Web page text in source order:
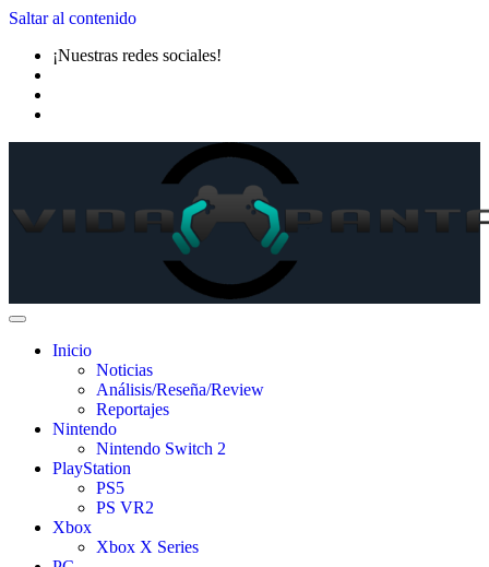
Saltar al contenido
¡Nuestras redes sociales!
Inicio
Noticias
Análisis/Reseña/Review
Reportajes
Nintendo
Nintendo Switch 2
PlayStation
PS5
PS VR2
Xbox
Xbox X Series